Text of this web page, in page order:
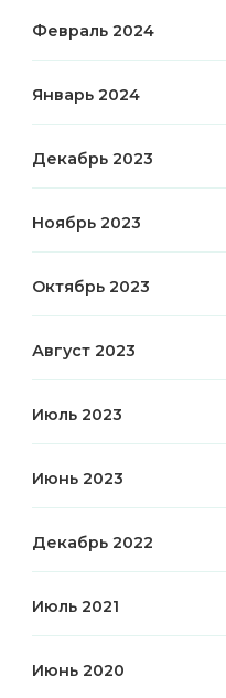
Февраль 2024
Январь 2024
Декабрь 2023
Ноябрь 2023
Октябрь 2023
Август 2023
Июль 2023
Июнь 2023
Декабрь 2022
Июль 2021
Июнь 2020